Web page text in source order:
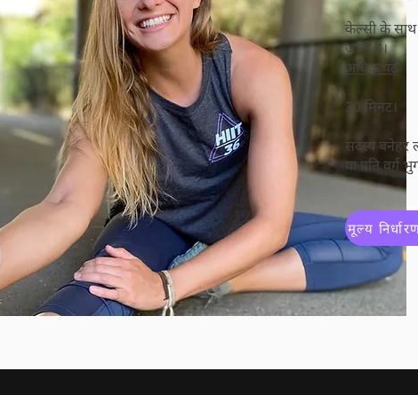
केल्सी के
जाती हैं।
अधिक पढ़ें
30 मिनट।
सदस्य बनेहर
या प्रति वर्ग
मूल्य